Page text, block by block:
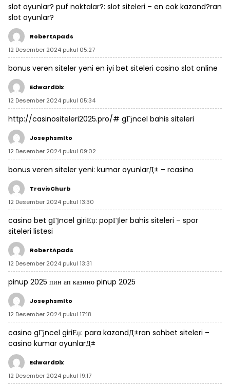
slot oyunlar? puf noktalar?: slot siteleri – en cok kazand?ran
slot oyunlar?
RobertApads
12 Desember 2024 pukul 05:27
bonus veren siteler yeni en iyi bet siteleri casino slot online
EdwardDix
12 Desember 2024 pukul 05:34
http://casinositeleri2025.pro/# gГјncel bahis siteleri
JosephsmIto
12 Desember 2024 pukul 09:02
bonus veren siteler yeni: kumar oyunlarД± – rcasino
TravisChurb
12 Desember 2024 pukul 13:30
casino bet gГјncel giriЕџ: popГјler bahis siteleri – spor
siteleri listesi
RobertApads
12 Desember 2024 pukul 13:31
pinup 2025 пин ап казино pinup 2025
JosephsmIto
12 Desember 2024 pukul 17:18
casino gГјncel giriЕџ: para kazandД±ran sohbet siteleri –
casino kumar oyunlarД±
EdwardDix
12 Desember 2024 pukul 19:17